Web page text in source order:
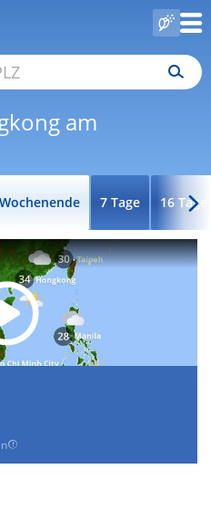
am
Wochenende 7 Tage 16 Tage